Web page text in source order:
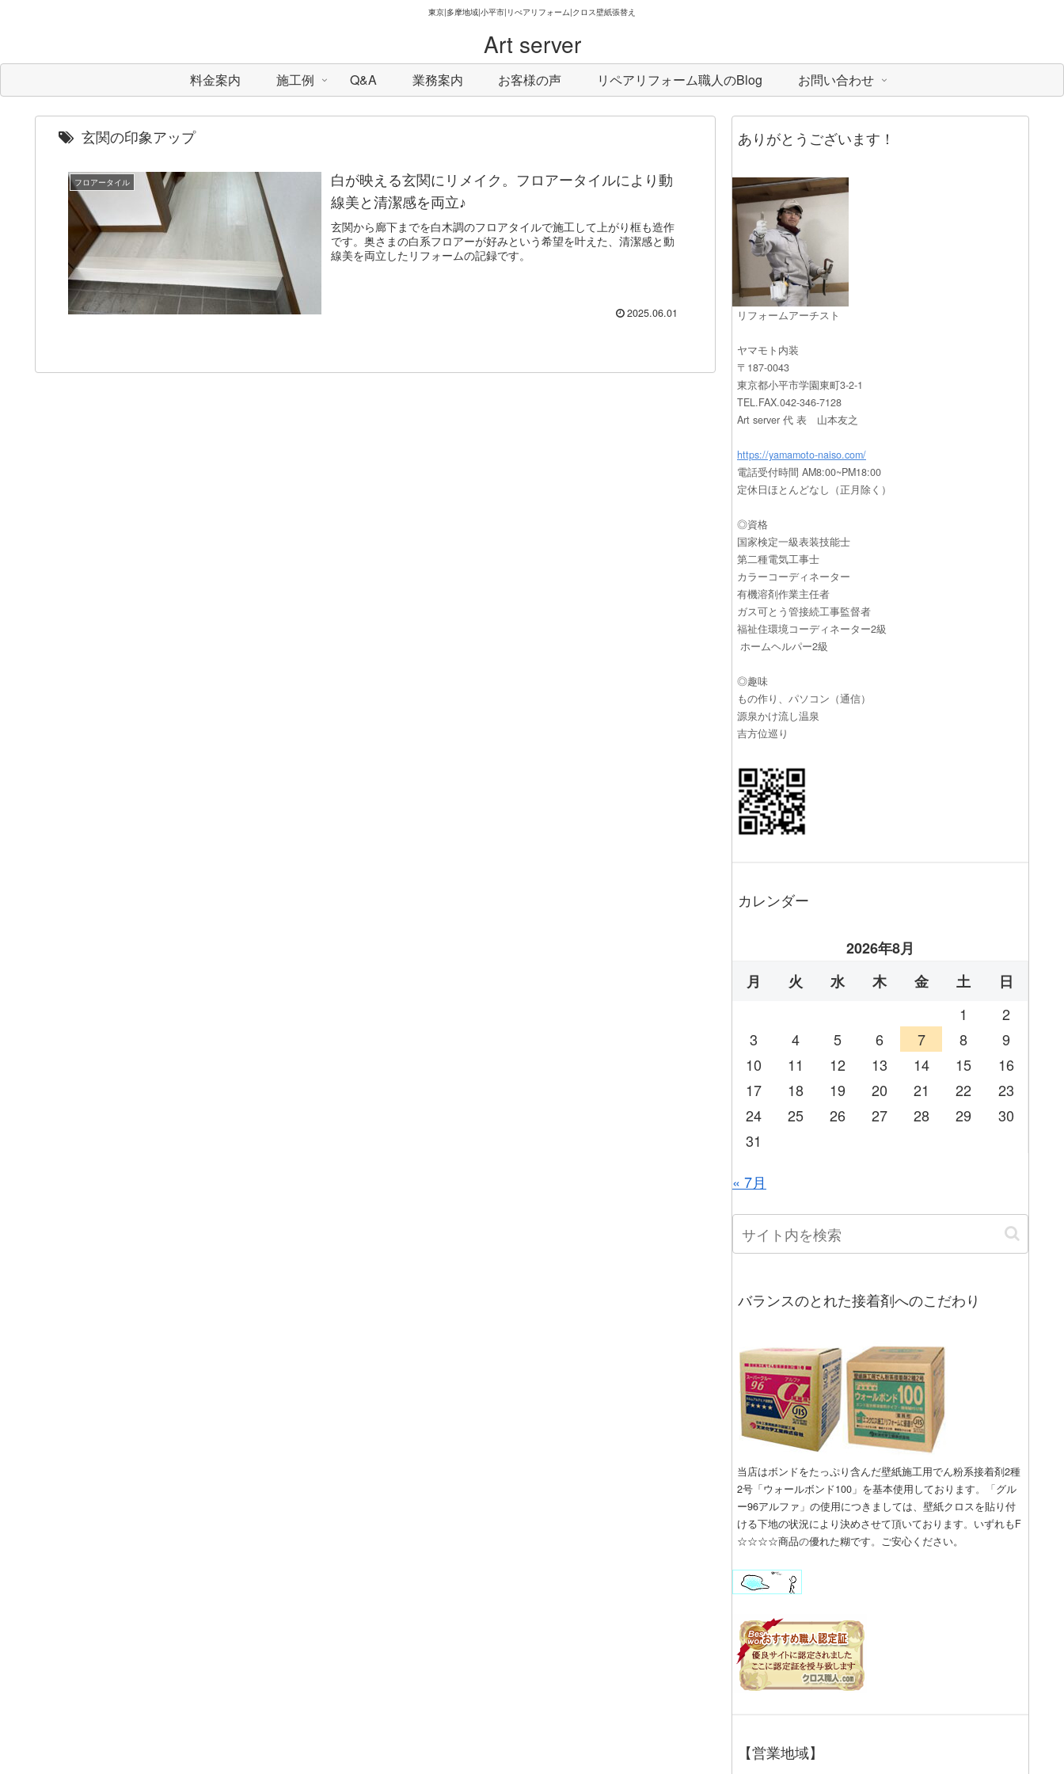
東京|多摩地域|小平市|リぺアリフォーム|クロス壁紙張替え
Art server
料金案内 施工例 Q&A 業務案内 お客様の声 リペアリフォーム職人のBlog お問い合わせ
玄関の印象アップ
フロアータイル
白が映える玄関にリメイク。フロアータイルにより動
線美と清潔感を両立♪
玄関から廊下までを白木調のフロアタイルで施工して上がり框も造作
です。奥さまの白系フロアーが好みという希望を叶えた、清潔感と動
線美を両立したリフォームの記録です。
2025.06.01
ありがとうございます！
リフォームアーチスト
ヤマモト内装
〒187-0043
東京都小平市学園東町3-2-1
TEL.FAX.042-346-7128
Art server 代 表 山本友之
https://yamamoto-naiso.com/
電話受付時間 AM8:00~PM18:00
定休日ほとんどなし（正月除く）
◎資格
国家検定一級表装技能士
第二種電気工事士
カラーコーディネーター
有機溶剤作業主任者
ガス可とう管接続工事監督者
福祉住環境コーディネーター2級
ホームヘルパー2級
◎趣味
もの作り、パソコン（通信）
源泉かけ流し温泉
吉方位巡り
カレンダー
2026年8月
月
火 水 木 金 土
日
1
2
3
4 5 6 7 8
9
10
11 12 13 14 15
16
17
18 19 20 21 22
23
24
25 26 27 28 29
30
31
« 7月
バランスのとれた接着剤へのこだわり
当店はボンドをたっぷり含んだ壁紙施工用でん粉系接着剤2種
2号「ウォールボンド100」 を基本使用しております。「グル
ー96アルファ」の使用につきましては、 壁紙クロスを貼り付
ける下地の状況により決めさせて頂いております。 いずれもF
☆☆☆☆商品の優れた糊です。 ご安心ください。
【営業地域】